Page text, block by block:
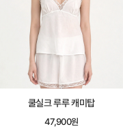
시스루 숏 슬리브
23,900원